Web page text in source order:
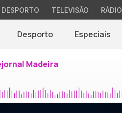
DESPORTO TELEVISÃO RÁDIO
Desporto Especiais
Madeira